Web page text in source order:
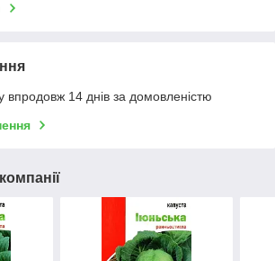
впродовж 14 днів за домовленістю